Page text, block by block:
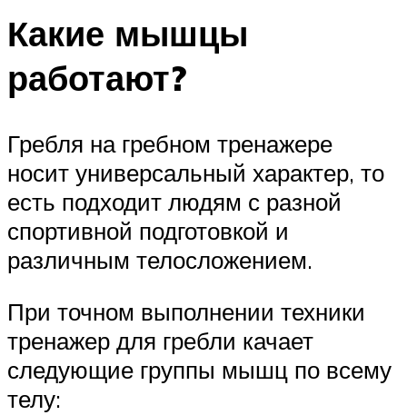
ОЧИСТКА БАССЕЙНОВ
Какие мышцы
работают?
Гребля на гребном тренажере
носит универсальный характер, то
есть подходит людям с разной
спортивной подготовкой и
различным телосложением.
При точном выполнении техники
тренажер для гребли качает
следующие группы мышц по всему
телу: